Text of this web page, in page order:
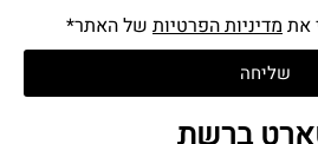
אתמדיניות הפרטיות של האתר*
שליחה